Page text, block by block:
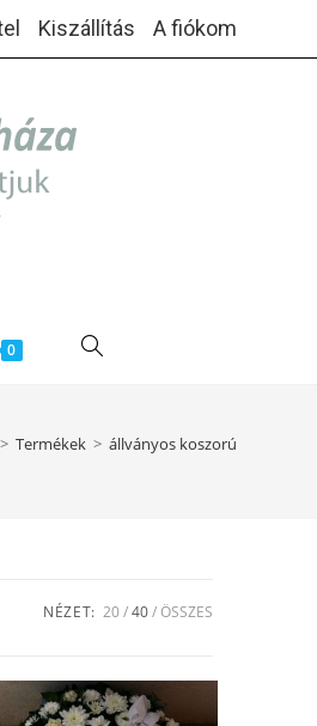
Kiszállítás A fiókom
0 TOGGLE
> Termékek > állványos koszorú
NÉZET: 20 40 ÖSSZES